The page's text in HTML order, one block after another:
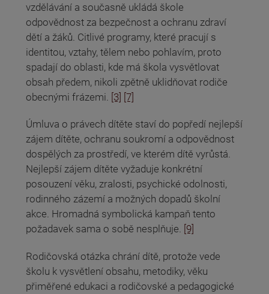
vzdělávání a současně ukládá škole
odpovědnost za bezpečnost a ochranu zdraví
dětí a žáků. Citlivé programy, které pracují s
identitou, vztahy, tělem nebo pohlavím, proto
spadají do oblasti, kde má škola vysvětlovat
obsah předem, nikoli zpětně uklidňovat rodiče
obecnými frázemi. [3] [7]
Úmluva o právech dítěte staví do popředí nejlepší
zájem dítěte, ochranu soukromí a odpovědnost
dospělých za prostředí, ve kterém dítě vyrůstá.
Nejlepší zájem dítěte vyžaduje konkrétní
posouzení věku, zralosti, psychické odolnosti,
rodinného zázemí a možných dopadů školní
akce. Hromadná symbolická kampaň tento
požadavek sama o sobě nesplňuje. [9]
Rodičovská otázka chrání dítě, protože vede
školu k vysvětlení obsahu, metodiky, věku
přiměřené edukaci a rodičovské a pedagogické